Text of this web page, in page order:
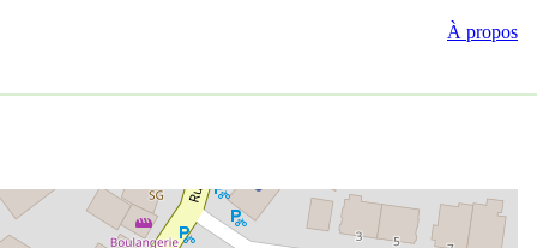
À propos